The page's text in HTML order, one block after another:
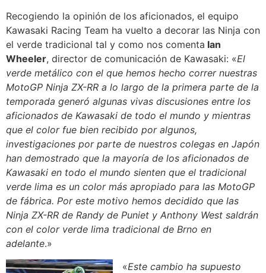
Recogiendo la opinión de los aficionados, el equipo
Kawasaki Racing Team ha vuelto a decorar las Ninja con
el verde tradicional tal y como nos comenta Ian
Wheeler, director de comunicación de Kawasaki: «El
verde metálico con el que hemos hecho correr nuestras
MotoGP Ninja ZX-RR a lo largo de la primera parte de la
temporada generó algunas vivas discusiones entre los
aficionados de Kawasaki de todo el mundo y mientras
que el color fue bien recibido por algunos,
investigaciones por parte de nuestros colegas en Japón
han demostrado que la mayoría de los aficionados de
Kawasaki en todo el mundo sienten que el tradicional
verde lima es un color más apropiado para las MotoGP
de fábrica. Por este motivo hemos decidido que las
Ninja ZX-RR de Randy de Puniet y Anthony West saldrán
con el color verde lima tradicional de Brno en
adelante.»
«Este cambio ha supuesto